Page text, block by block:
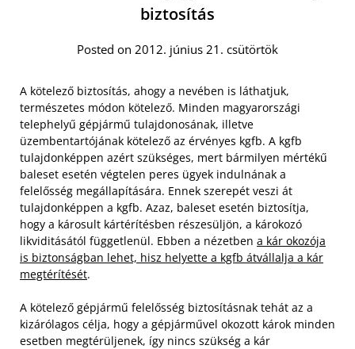
biztosítás
Posted on 2012. június 21. csütörtök
A kötelező biztosítás, ahogy a nevében is láthatjuk,
természetes módon kötelező. Minden magyarországi
telephelyű gépjármű tulajdonosának, illetve
üzembentartójának kötelező az érvényes kgfb. A kgfb
tulajdonképpen azért szükséges, mert bármilyen mértékű
baleset esetén végtelen peres ügyek indulnának a
felelősség megállapítására. Ennek szerepét veszi át
tulajdonképpen a kgfb. Azaz, baleset esetén biztosítja,
hogy a károsult kártérítésben részesüljön, a károkozó
likviditásától függetlenül. Ebben a nézetben a kár okozója
is biztonságban lehet, hisz helyette a kgfb átvállalja a kár
megtérítését.
A kötelező gépjármű felelősség biztosításnak tehát az a
kizárólagos célja, hogy a gépjárművel okozott károk minden
esetben megtérüljenek, így nincs szükség a kár